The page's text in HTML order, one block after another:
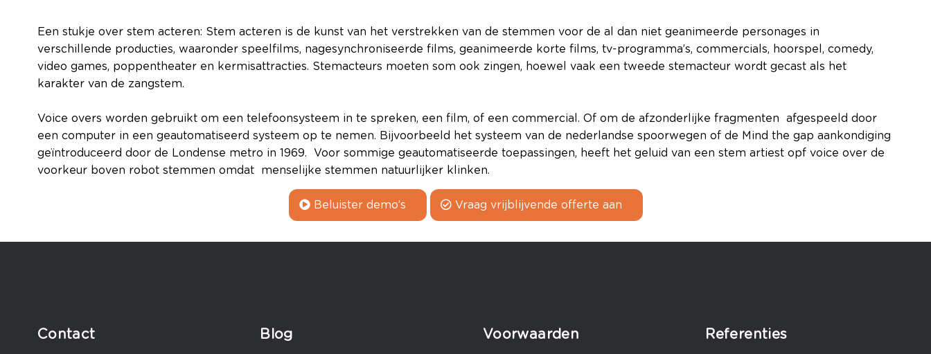
Een stukje over stem acteren: Stem acteren is de kunst van het verstrekken van de stemmen voor de al dan niet geanimeerde personages in
verschillende producties, waaronder speelfilms, nagesynchroniseerde films, geanimeerde korte films, tv-programma’s, commercials, hoorspel, comedy,
video games, poppentheater en kermisattracties. Stemacteurs moeten som ook zingen, hoewel vaak een tweede stemacteur wordt gecast als het
karakter van de zangstem.
Voice overs worden gebruikt om een telefoonsysteem in te spreken, een film, of een commercial. Of om de afzonderlijke fragmenten afgespeeld door
een computer in een geautomatiseerd systeem op te nemen. Bijvoorbeeld het systeem van de nederlandse spoorwegen of de Mind the gap aankondiging
geïntroduceerd door de Londense metro in 1969. Voor sommige geautomatiseerde toepassingen, heeft het geluid van een stem artiest opf voice over de
voorkeur boven robot stemmen omdat menselijke stemmen natuurlijker klinken.
Beluister demo’s Vraag vrijblijvende offerte aan
Contact Blog Voorwaarden Referenties